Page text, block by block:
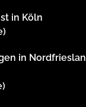
in Köln
in